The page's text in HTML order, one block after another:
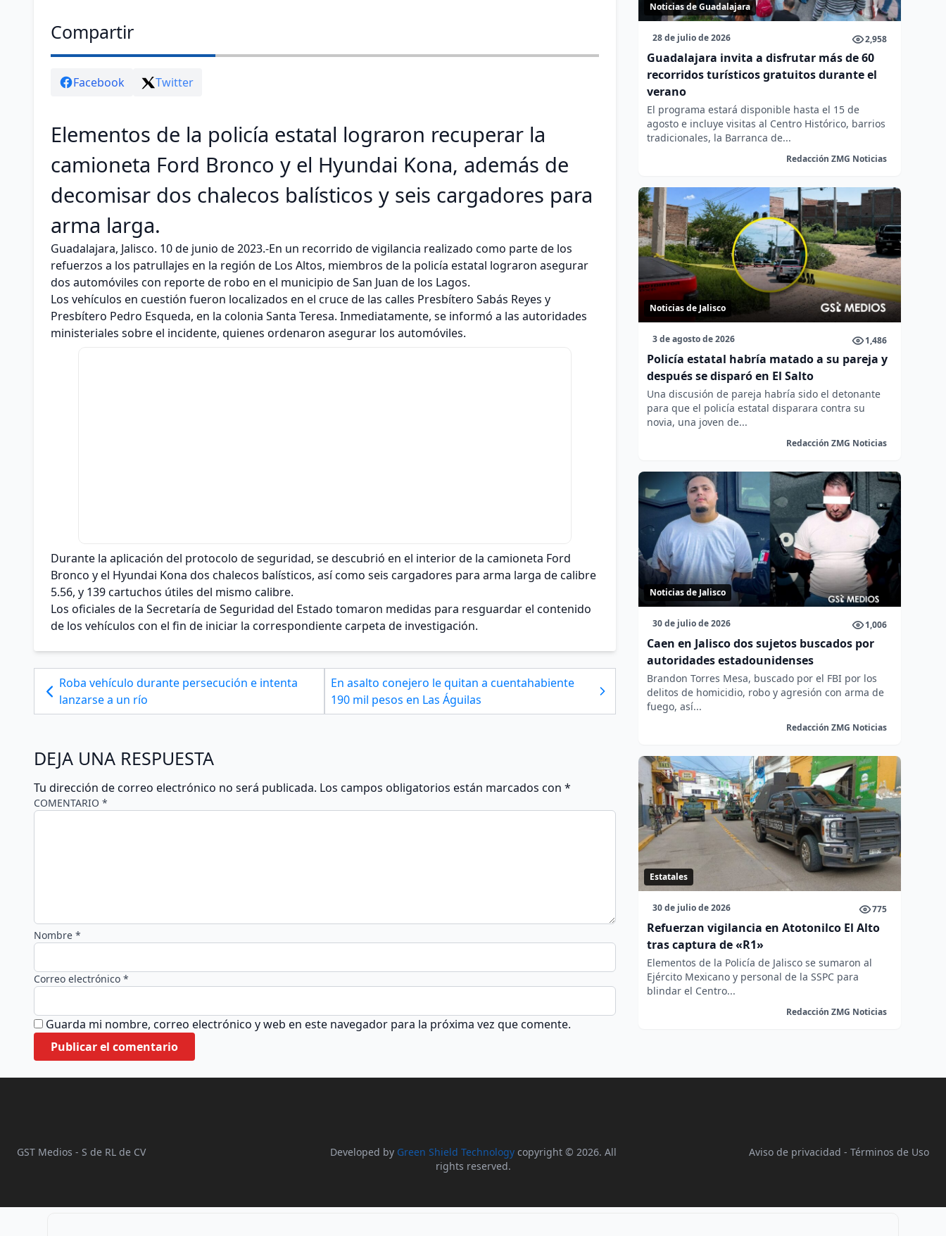
Compartir
Facebook Twitter
Elementos de la policía estatal lograron recuperar la
camioneta Ford Bronco y el Hyundai Kona, además de
decomisar dos chalecos balísticos y seis cargadores para
arma larga.
Guadalajara, Jalisco. 10 de junio de 2023.-En un recorrido de vigilancia realizado como parte de los
refuerzos a los patrullajes en la región de Los Altos, miembros de la policía estatal lograron asegurar
dos automóviles con reporte de robo en el municipio de San Juan de los Lagos.
Los vehículos en cuestión fueron localizados en el cruce de las calles Presbítero Sabás Reyes y
Presbítero Pedro Esqueda, en la colonia Santa Teresa. Inmediatamente, se informó a las autoridades
ministeriales sobre el incidente, quienes ordenaron asegurar los automóviles.
Durante la aplicación del protocolo de seguridad, se descubrió en el interior de la camioneta Ford
Bronco y el Hyundai Kona dos chalecos balísticos, así como seis cargadores para arma larga de calibre
5.56, y 139 cartuchos útiles del mismo calibre.
Los oficiales de la Secretaría de Seguridad del Estado tomaron medidas para resguardar el contenido
de los vehículos con el fin de iniciar la correspondiente carpeta de investigación.
Roba vehículo durante persecución e intenta
lanzarse a un río
En asalto conejero le quitan a cuentahabiente
190 mil pesos en Las Águilas
DEJA UNA RESPUESTA
Tu dirección de correo electrónico no será publicada. Los campos obligatorios están marcados con *
COMENTARIO *
Nombre *
Correo electrónico *
Guarda mi nombre, correo electrónico y web en este navegador para la próxima vez que comente.
Noticias de Guadalajara
28 de julio de 2026 2,958
Guadalajara invita a disfrutar más de 60
recorridos turísticos gratuitos durante el
verano
El programa estará disponible hasta el 15 de
agosto e incluye visitas al Centro Histórico, barrios
tradicionales, la Barranca de...
Redacción ZMG Noticias
Noticias de Jalisco
3 de agosto de 2026 1,486
Policía estatal habría matado a su pareja y
después se disparó en El Salto
Una discusión de pareja habría sido el detonante
para que el policía estatal disparara contra su
novia, una joven de...
Redacción ZMG Noticias
Noticias de Jalisco
30 de julio de 2026 1,006
Caen en Jalisco dos sujetos buscados por
autoridades estadounidenses
Brandon Torres Mesa, buscado por el FBI por los
delitos de homicidio, robo y agresión con arma de
fuego, así...
Redacción ZMG Noticias
Estatales
30 de julio de 2026 775
Refuerzan vigilancia en Atotonilco El Alto
tras captura de «R1»
Elementos de la Policía de Jalisco se sumaron al
Ejército Mexicano y personal de la SSPC para
blindar el Centro...
Redacción ZMG Noticias
GST Medios - S de RL de CV Developed by Green Shield Technologycopyright © 2026. All
rights reserved.
Aviso de privacidad - Términos de Uso